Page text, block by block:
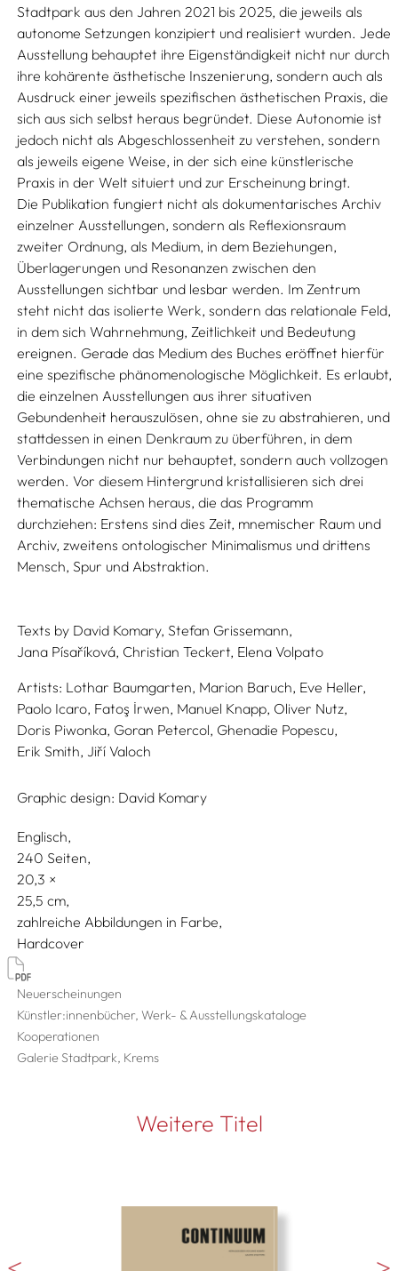
Stadtpark aus den Jahren 2021 bis 2025, die jeweils als
autonome Setzungen konzipiert und realisiert wurden. Jede
Ausstellung behauptet ihre Eigenständigkeit nicht nur durch
ihre kohärente ästhetische Inszenierung, sondern auch als
Ausdruck einer jeweils spezifischen ästhetischen Praxis, die
sich aus sich selbst heraus begründet. Diese Autonomie ist
jedoch nicht als Abgeschlossenheit zu verstehen, sondern
als jeweils eigene Weise, in der sich eine künstlerische
Praxis in der Welt situiert und zur Erscheinung bringt.
Die Publikation fungiert nicht als dokumentarisches Archiv
einzelner Ausstellungen, sondern als Reflexionsraum
zweiter Ordnung, als Medium, in dem Beziehungen,
Überlagerungen und Resonanzen zwischen den
Ausstellungen sichtbar und lesbar werden. Im Zentrum
steht nicht das isolierte Werk, sondern das relationale Feld,
in dem sich Wahrnehmung, Zeitlichkeit und Bedeutung
ereignen. Gerade das Medium des Buches eröffnet hierfür
eine spezifische phänomenologische Möglichkeit. Es erlaubt,
die einzelnen Ausstellungen aus ihrer situativen
Gebundenheit herauszulösen, ohne sie zu abstrahieren, und
stattdessen in einen Denkraum zu überführen, in dem
Verbindungen nicht nur behauptet, sondern auch vollzogen
werden. Vor diesem Hintergrund kristallisieren sich drei
thematische Achsen heraus, die das Programm
durchziehen: Erstens sind dies Zeit, mnemischer Raum und
Archiv, zweitens ontologischer Minimalismus und drittens
Mensch, Spur und Abstraktion.
Texts by David Komary, Stefan Grissemann,
Jana Písaříková, Christian Teckert, Elena Volpato
Artists: Lothar Baumgarten, Marion Baruch, Eve Heller,
Paolo Icaro, Fatoş İrwen, Manuel Knapp, Oliver Nutz,
Doris Piwonka, Goran Petercol, Ghenadie Popescu,
Erik Smith, Jiří Valoch
Graphic design: David Komary
Englisch
240 Seiten,
20,3
25,5
zahlreiche Abbildungen in Farbe
Hardcover
Neuerscheinungen
Künstler:innenbücher, Werk- & Ausstellungskataloge
Kooperationen
Galerie Stadtpark, Krems
Weitere Titel